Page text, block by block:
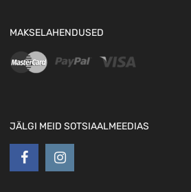
MAKSELAHENDUSED
JÄLGI MEID SOTSIAALMEEDIAS